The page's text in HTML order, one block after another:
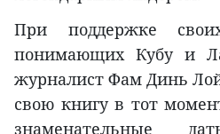
При поддержке
понимающих Кубу и
журналист Фам Динь
свою книгу в тот
знаменательные